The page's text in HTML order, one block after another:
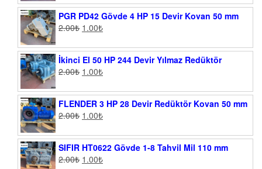
PGR PD42 Gövde 4 HP 15 Devir Kovan 50 mm
2.00₺ 1.00₺
İkinci El 50 HP 244 Devir Yılmaz Redüktör
2.00₺ 1.00₺
FLENDER 3 HP 28 Devir Redüktör Kovan 50 mm
2.00₺ 1.00₺
SIFIR HT0622 Gövde 1-8 Tahvil Mil 110 mm
2.00₺ 1.00₺